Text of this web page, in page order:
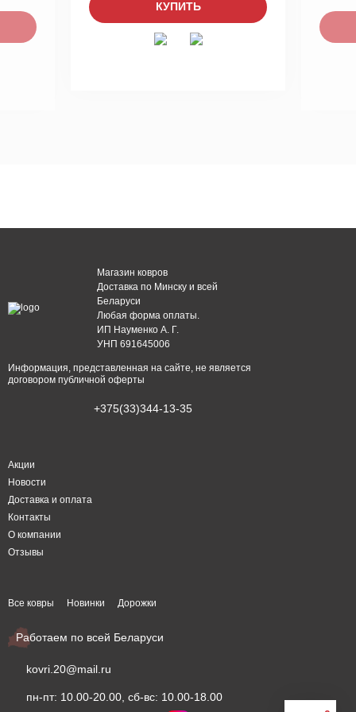
КУПИТЬ
Магазин ковров
Доставка по Минску и всей
Беларуси
Любая форма оплаты.
ИП Науменко А. Г.
УНП 691645006
Информация, представленная на сайте, не является
договором публичной оферты
+375(33)344-13-35
Акции
Новости
Доставка и оплата
Контакты
О компании
Отзывы
Все ковры Новинки Дорожки
Работаем по всей Беларуси
kovri.20@mail.ru
пн-пт: 10.00-20.00, сб-вс: 10.00-18.00